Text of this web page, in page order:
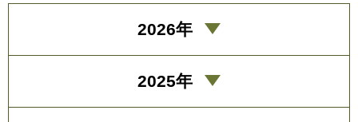
2026年
2025年